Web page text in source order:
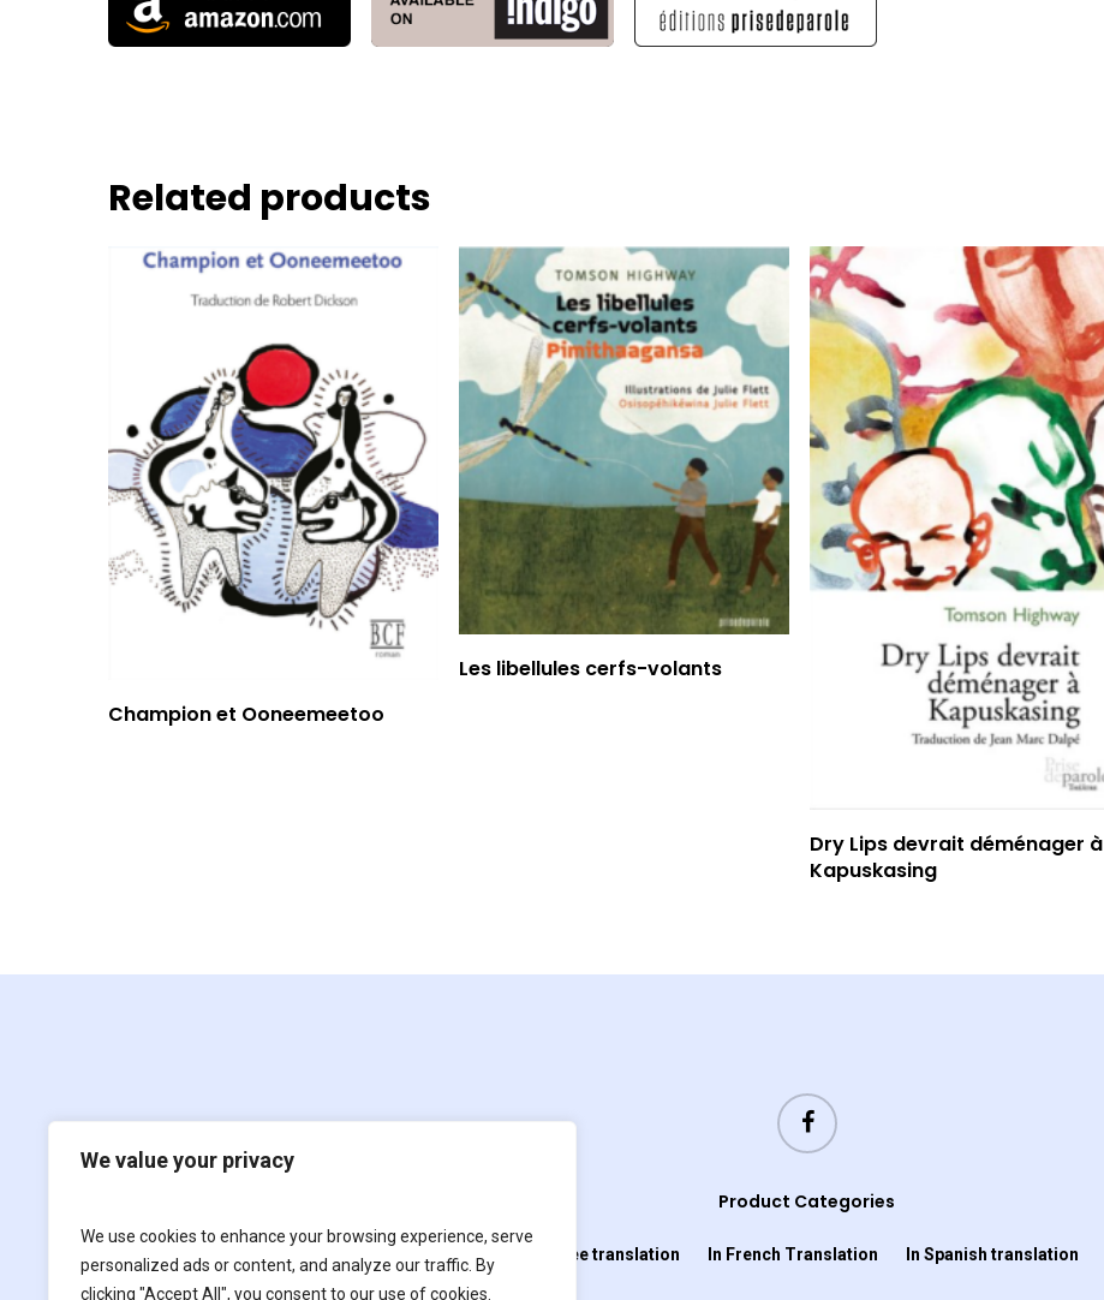
We value your privacy
We use cookies to enhance your browsing experience, serve
personalized ads or content, and analyze our traffic. By
clicking "Accept All", you consent to our use of cookies.
Related products
Read More
Champion et Ooneemeetoo
Read More
Les libellules cerfs-volants
Read More
Dry Lips devrait déménager à
Kapuskasing
Product Categories
Film For children In Cree translation In French Translation In Spanish translation